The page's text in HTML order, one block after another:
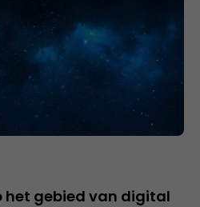
het gebied van digital